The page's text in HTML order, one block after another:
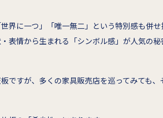
界に一つ」「唯一無二」という特別感も併
表情から生まれる「シンボル感」が人気の秘
ですが、多くの家具販売店を巡ってみても